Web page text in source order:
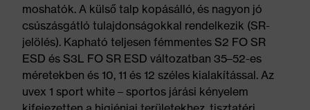
moshatók. A külső talp kopásálló, és nagyon jó
csúszásgátló tulajdonságokkal rendelkezik (SR-
jelölés). Kapható teljesen fémmentes S2 FO SR
ESD és S3L FO SR ESD változatban 35–52-es
méretekben és 10, 11 és 12 széles kialakítással. Az
uvex 1 sport white – sportos járási kényelem